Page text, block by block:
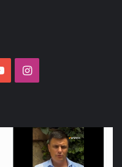
YouTubeInstagram